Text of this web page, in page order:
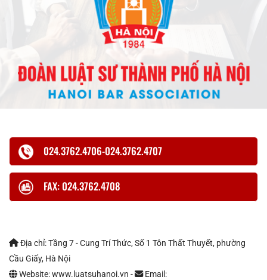
024.3762.4706-024.3762.4707
FAX: 024.3762.4708
Địa chỉ: Tầng 7 - Cung Trí Thức, Số 1 Tôn Thất Thuyết, phường
Cầu Giấy, Hà Nội
Website: www.luatsuhanoi.vn -
Email: